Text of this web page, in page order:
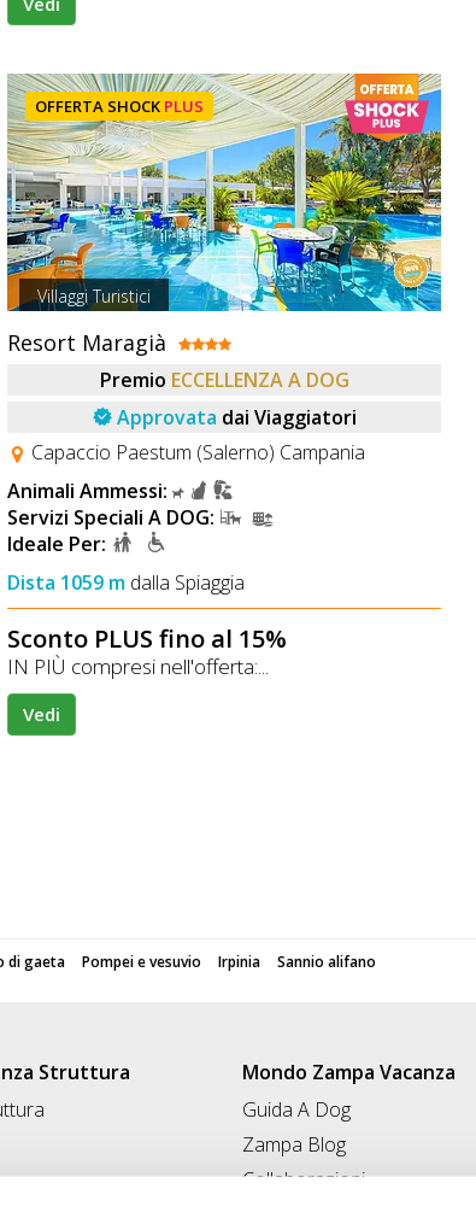
OFFERTA SHOCK PLUS
Villaggi Turistici
Resort Maragià
Premio ECCELLENZA A DOG
Approvata dai Viaggiatori
Capaccio Paestum (Salerno) Campania
Animali Ammessi:
Servizi Speciali A DOG:
Ideale Per:
Dista 1059 m dalla Spiaggia
Sconto PLUS fino al 15%
IN PIÙ compresi nell'offerta:...
Vedi
di gaeta Pompei e vesuvio Irpinia Sannio alifano
Struttura
Mondo Zampa Vacanza
Guida A Dog
Zampa Blog
Collaborazioni